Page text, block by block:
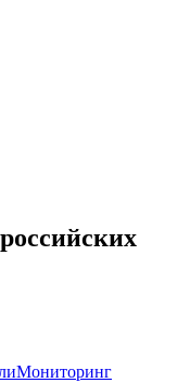
Мониторинг